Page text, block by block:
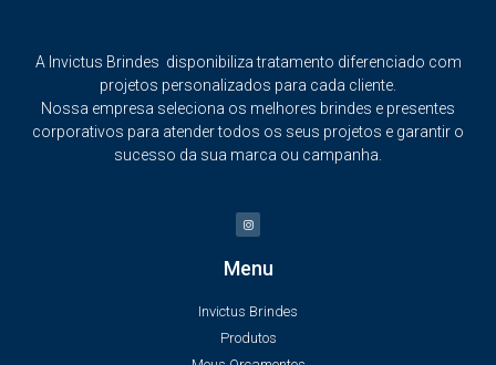
A Invictus Brindes disponibiliza tratamento diferenciado com
projetos personalizados para cada cliente.
Nossa empresa seleciona os melhores brindes e presentes
corporativos para atender todos os seus projetos e garantir o
sucesso da sua marca ou campanha.
Menu
Invictus Brindes
Produtos